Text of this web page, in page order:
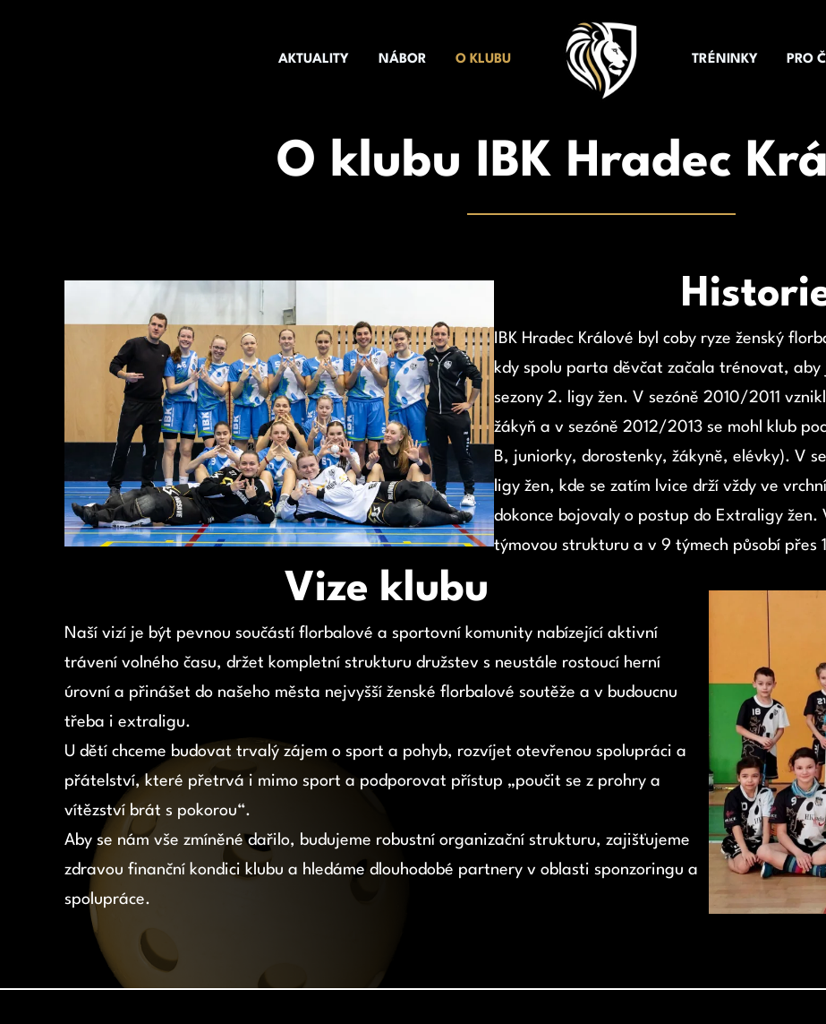
AKTUALITY NÁBOR O KLUBU TRÉNINKY PRO
O klubu IBK Hradec
IBK Hradec Králové byl coby ryze ženský
kdy spolu parta děvčat začala trénovat,
sezony 2. ligy žen. V sezóně 2010/2011
žákyň a v sezóně 2012/2013 se mohl klub
B, juniorky, dorostenky, žákyně, elévky). V
ligy žen, kde se zatím lvice drží vždy ve
dokonce bojovaly o postup do Extraligy
týmovou strukturu a v 9 týmech působí přes
Vize klubu
Naší vizí je být pevnou součástí florbalové a sportovní komunity nabízející aktivní
trávení volného času, držet kompletní strukturu družstev s neustále rostoucí herní
úrovní a přinášet do našeho města nejvyšší ženské florbalové soutěže a v budoucnu
třeba i extraligu.
U dětí chceme budovat trvalý zájem o sport a pohyb, rozvíjet otevřenou spolupráci a
přátelství, které přetrvá i mimo sport a podporovat přístup „poučit se z prohry a
vítězství brát s pokorou“.
Aby se nám vše zmíněné dařilo, budujeme robustní organizační strukturu, zajišťujeme
zdravou finanční kondici klubu a hledáme dlouhodobé partnery v oblasti sponzoringu a
spolupráce.